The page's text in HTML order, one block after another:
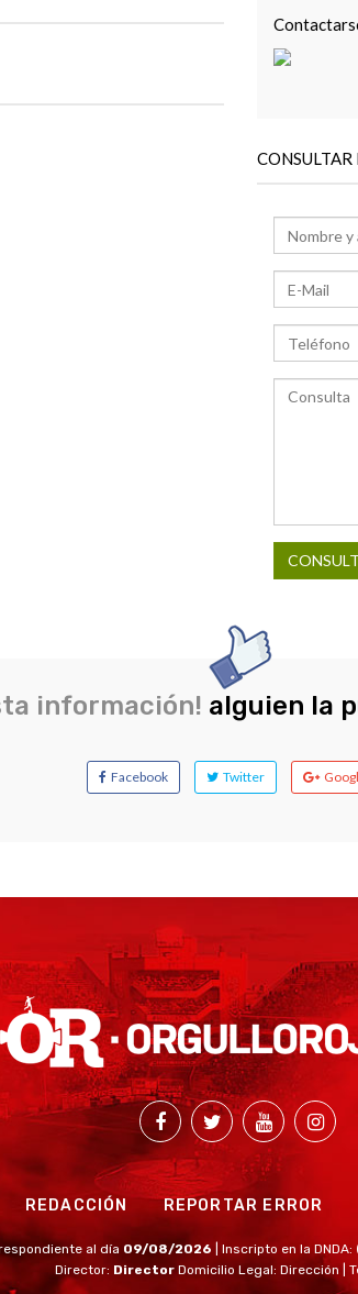
información! alguien la
Facebook Twitter
REDACCIÓN REPORTAR ERROR
al día 09/08/2026 | Inscripto en la DNDA:
Director: Director Domicilio Legal: Dirección |